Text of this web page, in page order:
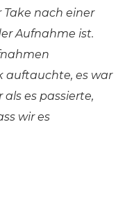
Take nach einer
Aufnahme ist.
auftauchte, es war
als es passierte,
wir es